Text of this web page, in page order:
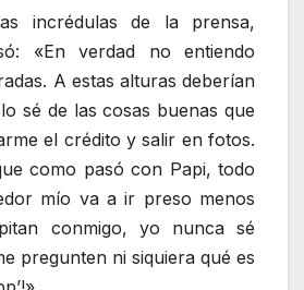
incrédulas de la prensa,
«En verdad no entiendo
A estas alturas deberían
sé de las cosas buenas que
el crédito y salir en fotos.
como pasó con Papi, todo
mío va a ir preso menos
conmigo, yo nunca sé
pregunten ni siquiera qué es